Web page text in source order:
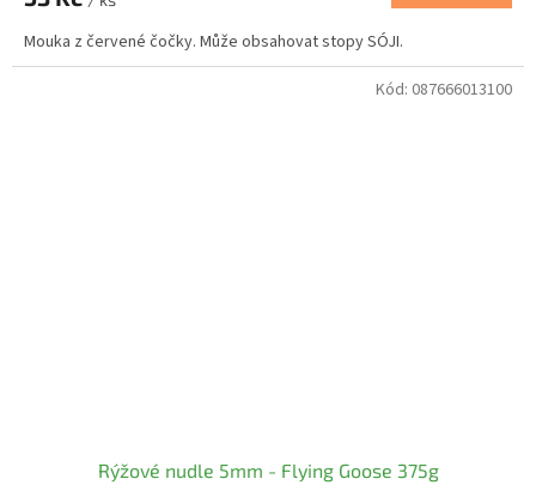
Mouka z červené čočky. Může obsahovat stopy SÓJI.
Rýžové nudle 5mm - Flying Goose 375g
Kód: 087666013100